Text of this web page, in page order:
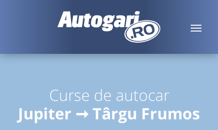
Curse de autocar
Jupiter ➞ Târgu Frumos